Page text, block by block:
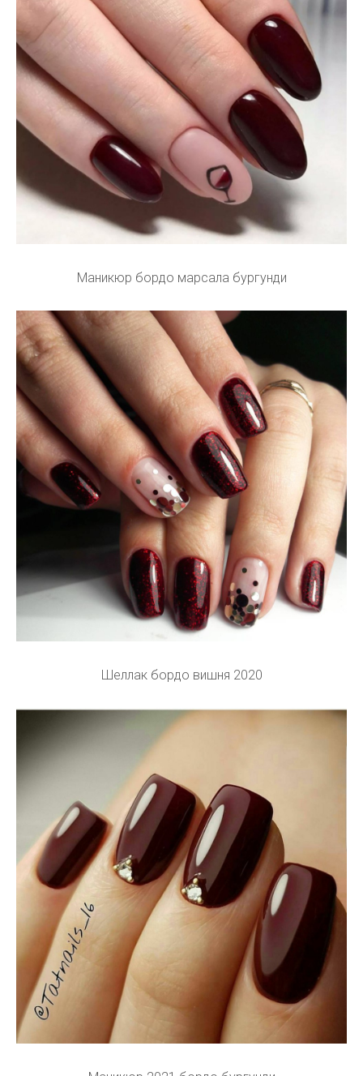
Маникюр бордо марсала бургунди
Шеллак бордо вишня 2020